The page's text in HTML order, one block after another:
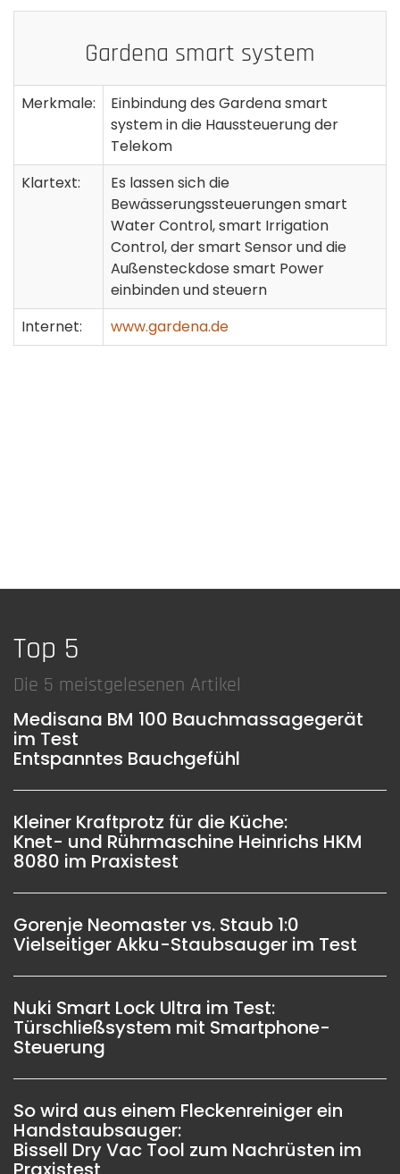
Gardena smart system
Merkmale:
Einbindung des Gardena smart
system in die Haussteuerung der
Telekom
Klartext:
Es lassen sich die
Bewässerungssteuerungen smart
Water Control, smart Irrigation
Control, der smart Sensor und die
Außensteckdose smart Power
einbinden und steuern
Internet:
www.gardena.de
Top 5
Die 5 meistgelesenen Artikel
Medisana BM 100 Bauchmassagegerät
im Test
Entspanntes Bauchgefühl
Kleiner Kraftprotz für die Küche:
Knet- und Rührmaschine Heinrichs HKM
8080 im Praxistest
Gorenje Neomaster vs. Staub 1:0
Vielseitiger Akku-Staubsauger im Test
Nuki Smart Lock Ultra im Test:
Türschließsystem mit Smartphone-
Steuerung
So wird aus einem Fleckenreiniger ein
Handstaubsauger:
Bissell Dry Vac Tool zum Nachrüsten im